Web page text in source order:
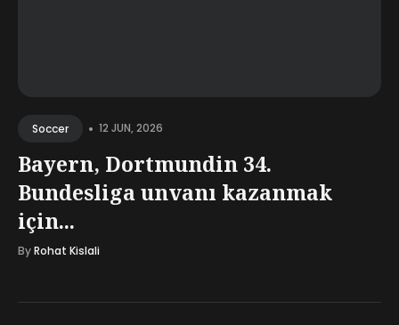
Soccer • 12 JUN, 2026
Bayern, Dortmundin 34.
Bundesliga unvanı kazanmak
için...
ByRohat Kislali